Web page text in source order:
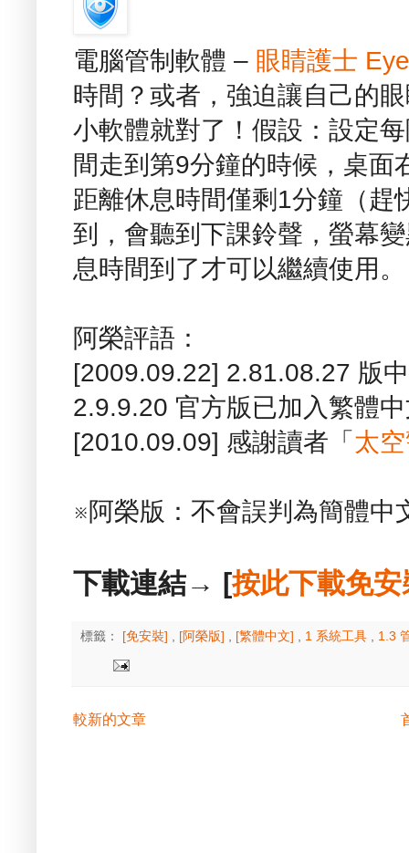
電腦管制軟體 – 眼睛護士
時間？或者，強迫讓自己的
小軟體就對了！假設：設定
間走到第9分鐘的時候，桌面
距離休息時間僅剩1分鐘（趕
到，會聽到下課鈴聲，螢幕
息時間到了才可以繼續使用
阿榮評語：
[2009.09.22] 2.81.08.27 版
2.9.9.20 官方版已加入繁體
[2010.09.09] 感謝讀者「 太
※阿榮版：不會誤判為簡體中
下載連結→ [按此下載免
標籤： [免安裝] [阿榮版] [繁體中文] 1 系統工具 1.3
較新的文章